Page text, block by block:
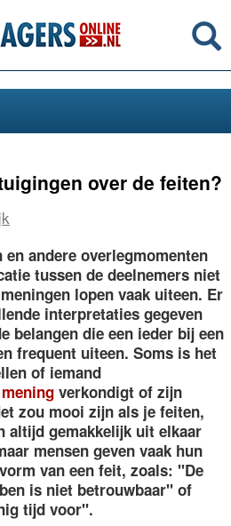
over de feiten?
andere overlegmomenten
tussen de deelnemers niet
lopen vaak uiteen. Er
interpretaties gegeven
belangen die een ieder bij een
frequent uiteen. Soms is het
of iemand
mening verkondigt of zijn
zou mooi zijn als je feiten,
altijd gemakkelijk uit elkaar
mensen geven vaak hun
van een feit, zoals: "De
is niet betrouwbaar" of
tijd voor".